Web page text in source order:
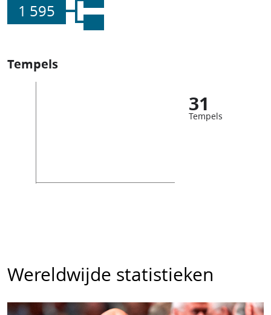
1 595
Tempels
31
Tempels
Wereldwijde statistieken